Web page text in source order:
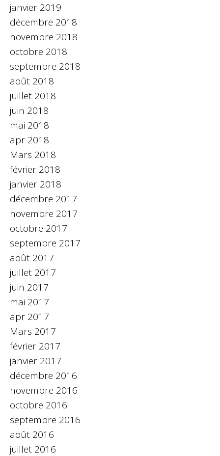
janvier 2019
décembre 2018
novembre 2018
octobre 2018
septembre 2018
août 2018
juillet 2018
juin 2018
mai 2018
apr 2018
Mars 2018
février 2018
janvier 2018
décembre 2017
novembre 2017
octobre 2017
septembre 2017
août 2017
juillet 2017
juin 2017
mai 2017
apr 2017
Mars 2017
février 2017
janvier 2017
décembre 2016
novembre 2016
octobre 2016
septembre 2016
août 2016
juillet 2016